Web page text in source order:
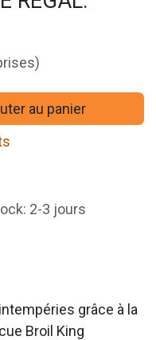
au panier
2-3 jours
grâce à la
Broil King